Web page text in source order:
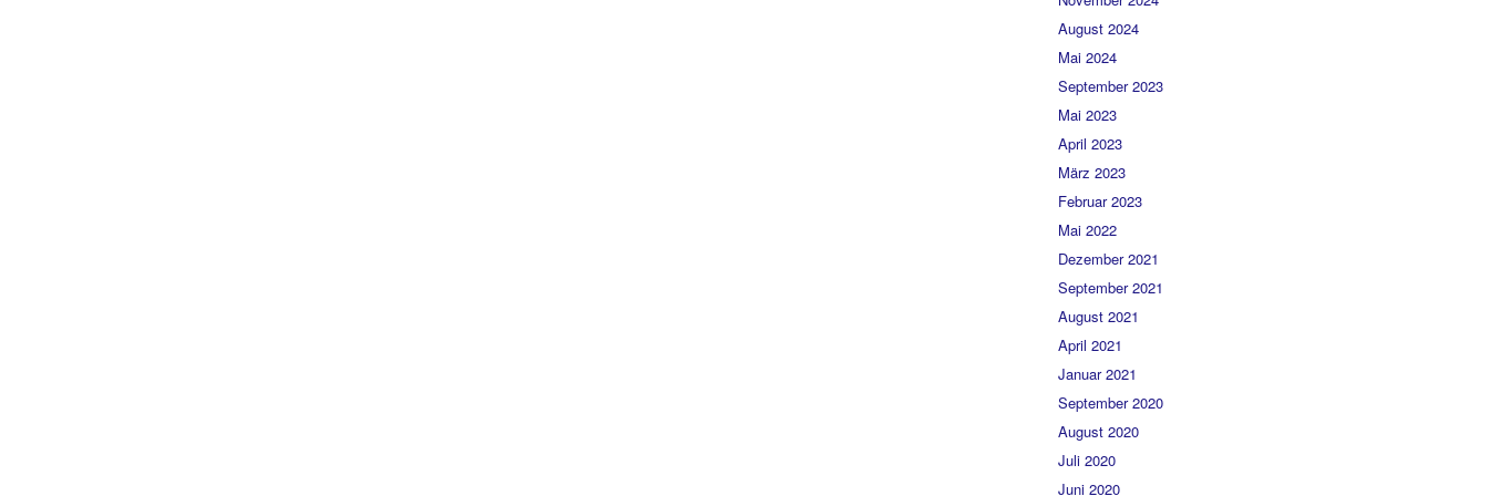
August 2024
Mai 2024
September 2023
Mai 2023
April 2023
März 2023
Februar 2023
Mai 2022
Dezember 2021
September 2021
August 2021
April 2021
Januar 2021
September 2020
August 2020
Juli 2020
Juni 2020